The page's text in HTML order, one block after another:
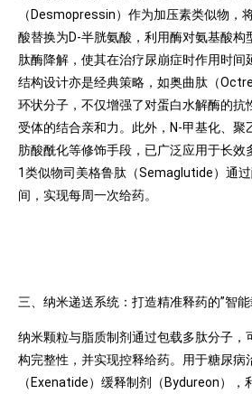
（Desmopressin）作为加压素类似物，
酸替换为D-半胱氨酸，利用酶对氨基酸构
肽酶降解，使其在治疗尿崩症时作用时间
结构设计亦是经典策略，如奥曲肽（
环状分子，不仅增强了对蛋白水解酶的抗
受体的结合亲和力。此外，N-甲基化、聚
肪酸酰化等修饰手段，已广泛应用于长效
1类似物司美格鲁肽（Semaglutide）通
间，实现每周一次给药。
三、纳米递送系统：打造精准释药的”智能
纳米颗粒与脂质制剂通过包载多肽分子，
构完整性，并实现控释给药。用于糖尿病
（Exenatide）缓释制剂（Bydureon），